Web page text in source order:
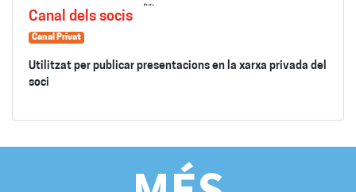
Canal dels socis
Canal Privat
Utilitzat per publicar presentacions en la xarxa privada del
soci